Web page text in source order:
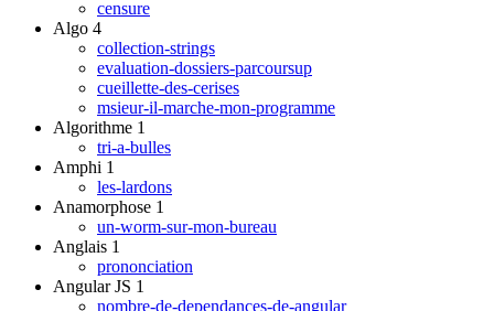
censure
Algo 4
collection-strings
evaluation-dossiers-parcoursup
cueillette-des-cerises
msieur-il-marche-mon-programme
Algorithme 1
tri-a-bulles
Amphi 1
les-lardons
Anamorphose 1
un-worm-sur-mon-bureau
Anglais 1
prononciation
Angular JS 1
nombre-de-dependances-de-angular